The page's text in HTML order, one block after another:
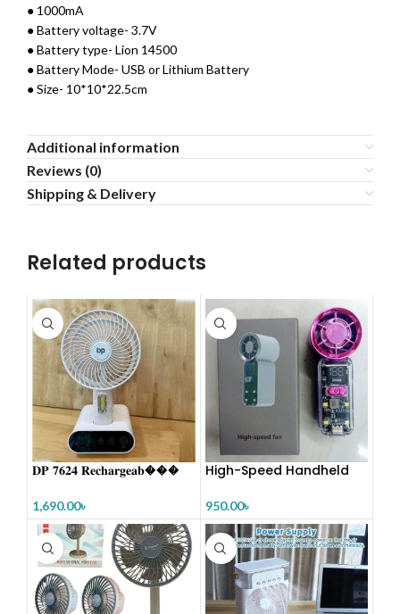
● 1000mA
● Battery voltage- 3.7V
● Battery type- Lion 14500
● Battery Mode- USB or Lithium Battery
● Size- 10*10*22.5cm
Additional information
Reviews (0)
Shipping & Delivery
Related products
𝐃𝐏 𝟕𝟔𝟐𝟒 𝐑𝐞𝐜𝐡𝐚𝐫𝐠𝐞𝐚𝐛���
1,690.00৳
High-Speed Handheld
950.00৳